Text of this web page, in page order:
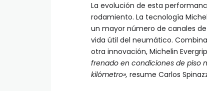
La evolución de esta
rodamiento. La tecnología
un mayor número de canales
vida útil del neumático.
otra innovación, Michelin
frenado en condiciones de piso
kilómetro», resume Carlos